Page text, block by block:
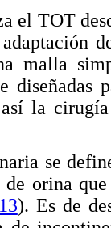
el TOT
malla
la
se
orina
13). Es de